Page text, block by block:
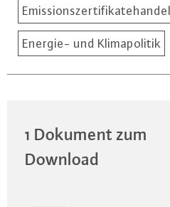
Emissionszertifikatehandel
Energie- und Klimapolitik
1 Dokument zum
Download